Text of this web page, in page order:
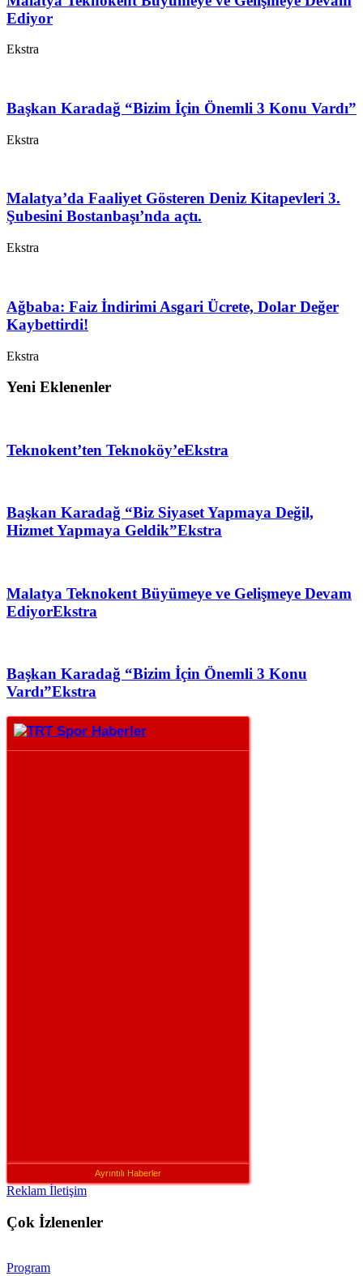
Ediyor
Ekstra
Başkan Karadağ “Bizim İçin Önemli 3 Konu Vardı”
Ekstra
Malatya’da Faaliyet Gösteren Deniz Kitapevleri 3.
Şubesini Bostanbaşı’nda açtı.
Ekstra
Ağbaba: Faiz İndirimi Asgari Ücrete, Dolar Değer
Kaybettirdi!
Ekstra
Yeni Eklenenler
Teknokent’ten Teknoköy’eEkstra
Başkan Karadağ “Biz Siyaset Yapmaya Değil,
Hizmet Yapmaya Geldik”Ekstra
Malatya Teknokent Büyümeye ve Gelişmeye Devam
EdiyorEkstra
Başkan Karadağ “Bizim İçin Önemli 3 Konu
Vardı”Ekstra
Ayrıntılı Haberler
Reklam İletişim
Çok İzlenenler
Program